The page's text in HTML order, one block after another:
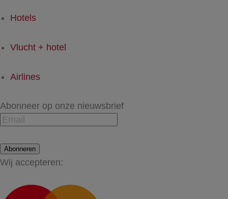
Hotels
Vlucht + hotel
Airlines
Abonneer op onze nieuwsbrief
Abonneren
Wij accepteren: